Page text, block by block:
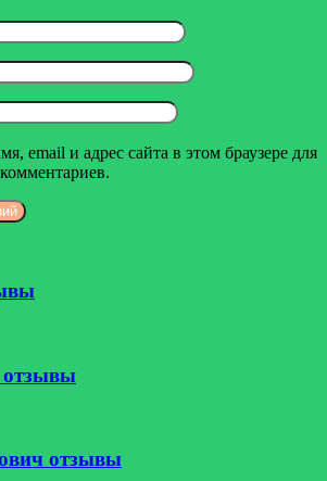
email и адрес сайта в этом браузере для
отзывы